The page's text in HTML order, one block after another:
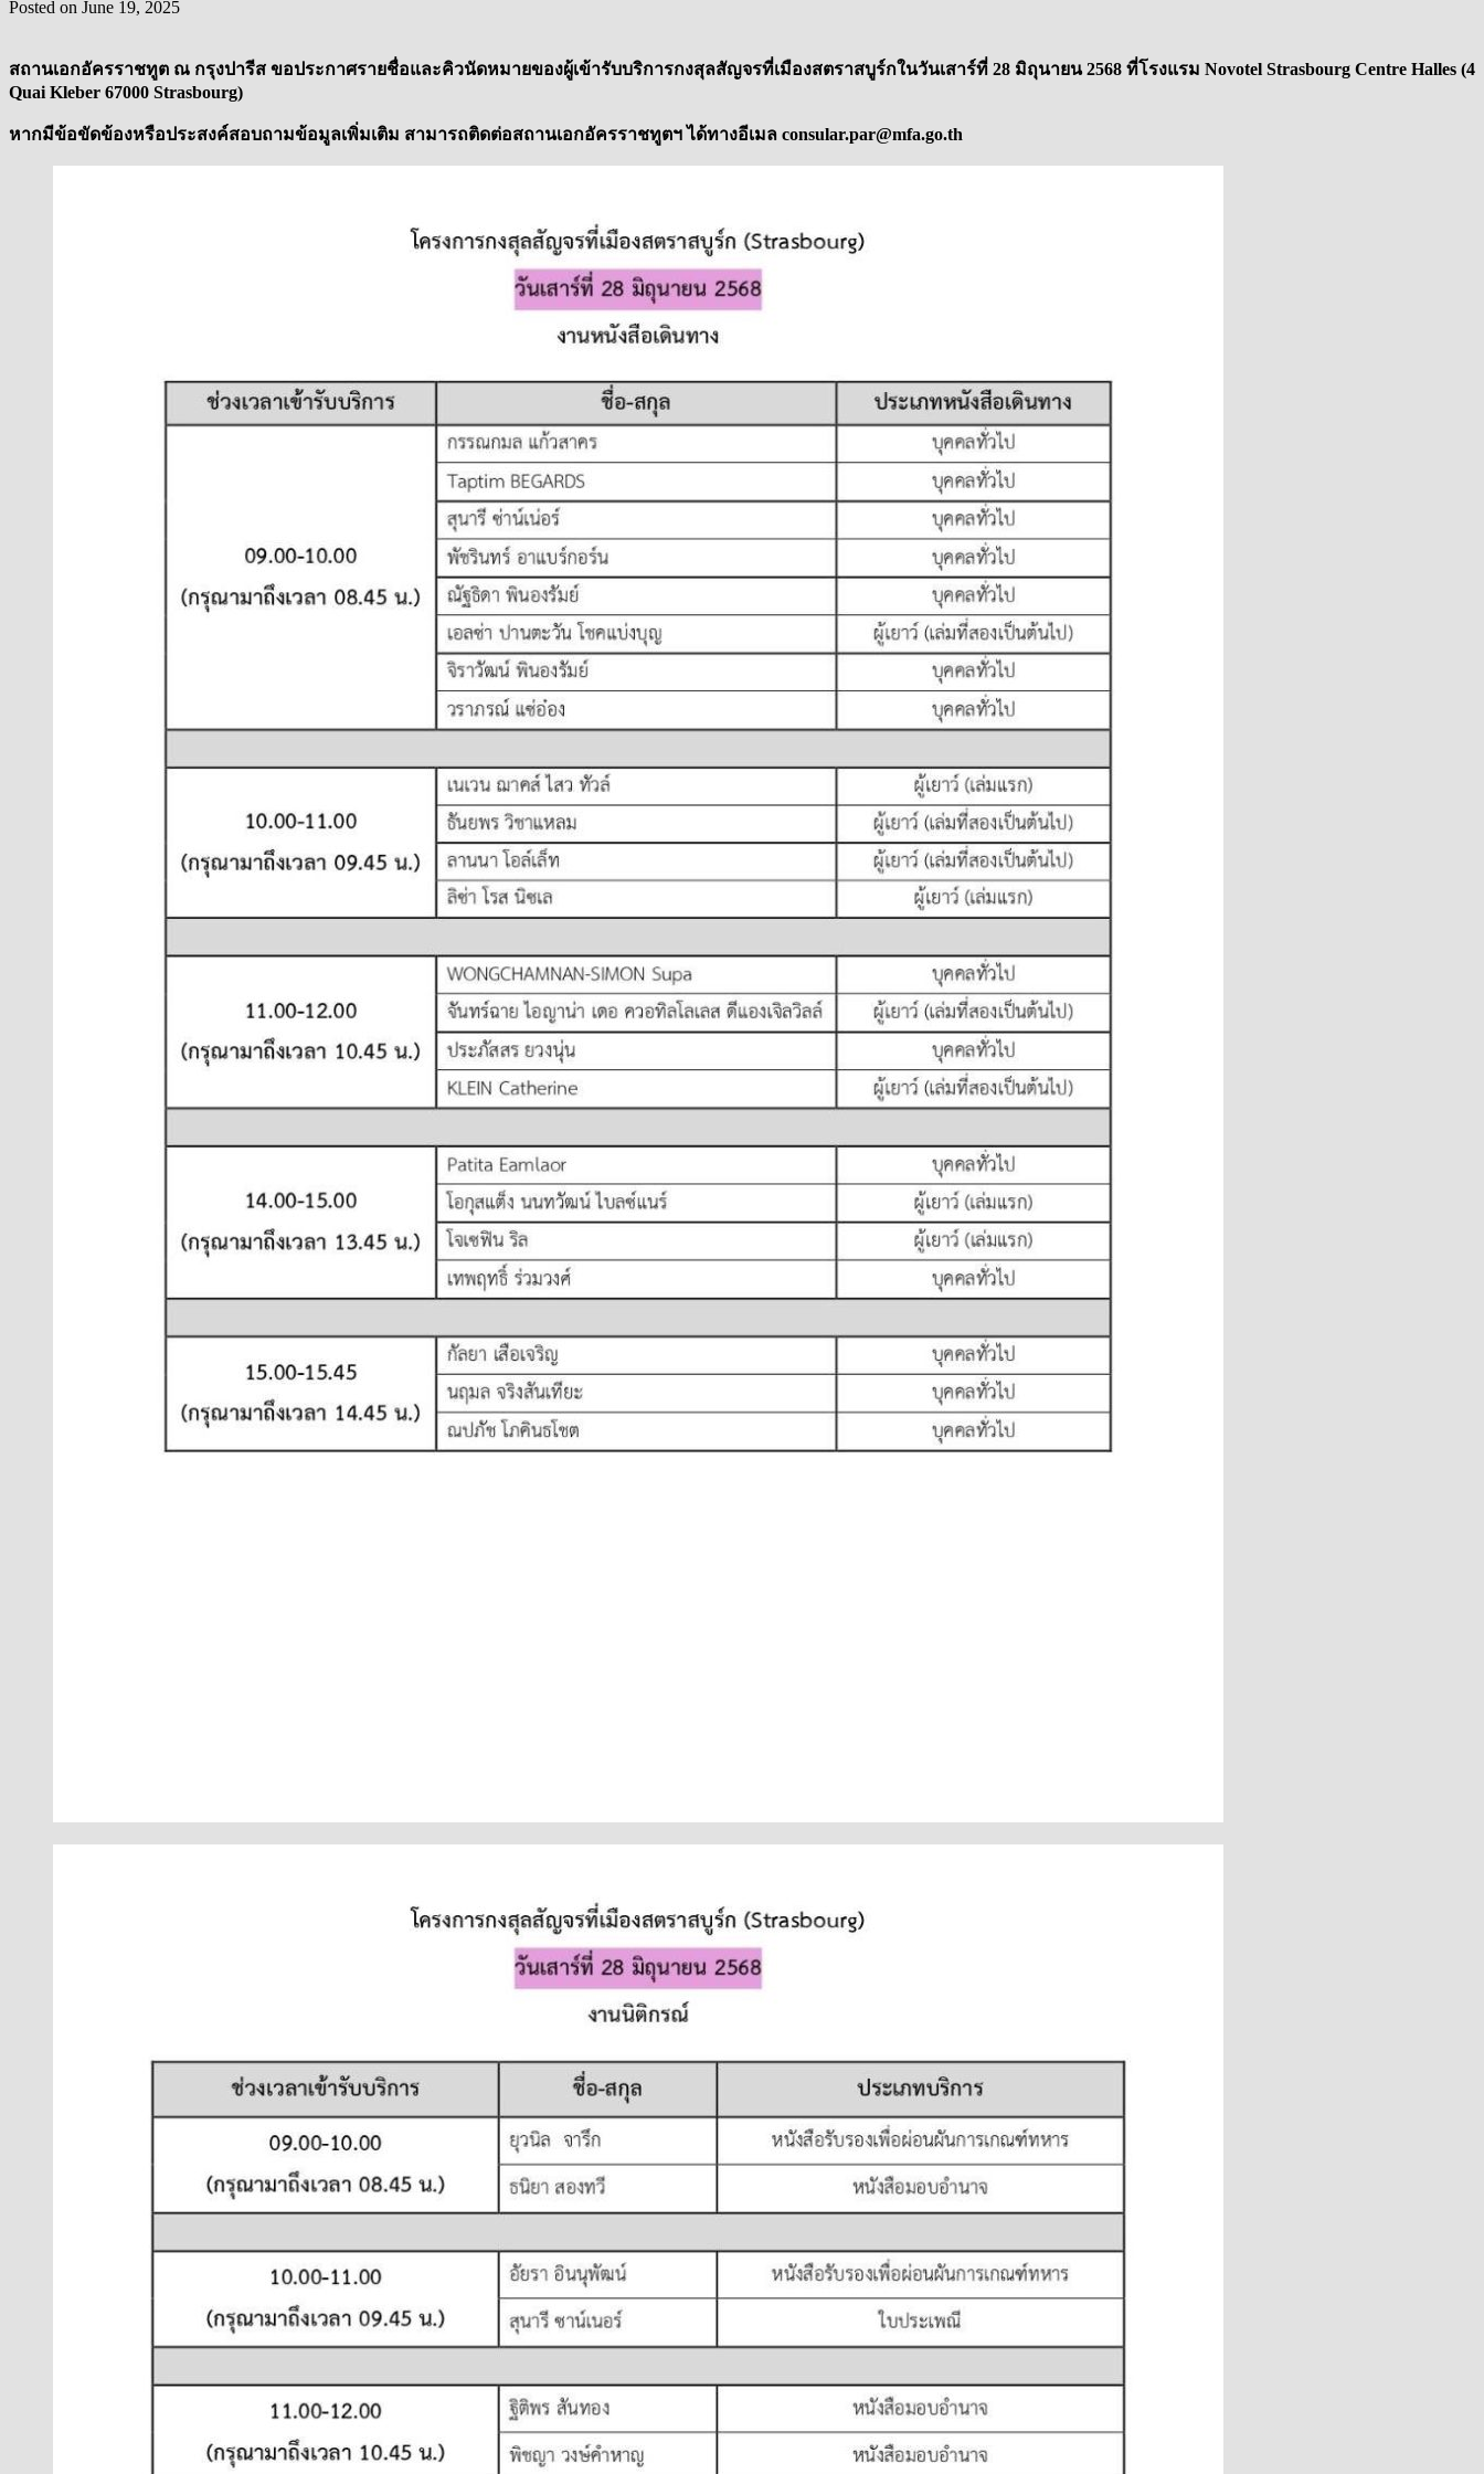
Posted on June 19, 2025
สถานเอกอัครราชทูต ณ กรุงปารีส ขอประกาศรายชื่อและคิวนัดหมายของผู้เข้ารับบริการกงสุลสัญจรที่เมืองสตราสบูร์กในวันเสาร์ที่ 28 มิถุนายน 2568 ที่โรงแรม Novotel Strasbourg Centre Halles (4
Quai Kleber 67000 Strasbourg)
หากมีข้อขัดข้องหรือประสงค์สอบถามข้อมูลเพิ่มเติม สามารถติดต่อสถานเอกอัครราชทูตฯ ได้ทางอีเมล consular.par@mfa.go.th